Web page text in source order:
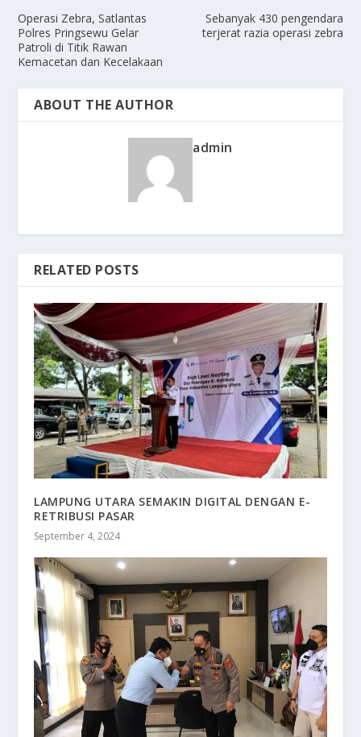
Operasi Zebra, Satlantas
Polres Pringsewu Gelar
Patroli di Titik Rawan
Kemacetan dan Kecelakaan
Sebanyak 430 pengendara
terjerat razia operasi zebra
ABOUT THE AUTHOR
admin
RELATED POSTS
LAMPUNG UTARA SEMAKIN DIGITAL DENGAN E-
RETRIBUSI PASAR
September 4, 2024